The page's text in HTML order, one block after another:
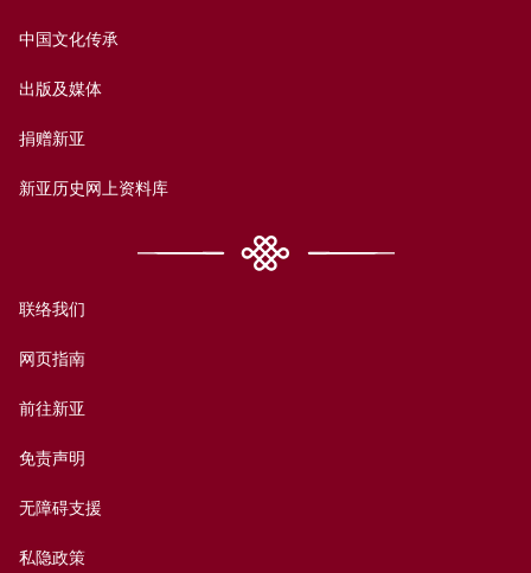
中国文化传承
出版及媒体
捐赠新亚
新亚历史网上资料库
联络我们
网页指南
前往新亚
免责声明
无障碍支援
私隐政策